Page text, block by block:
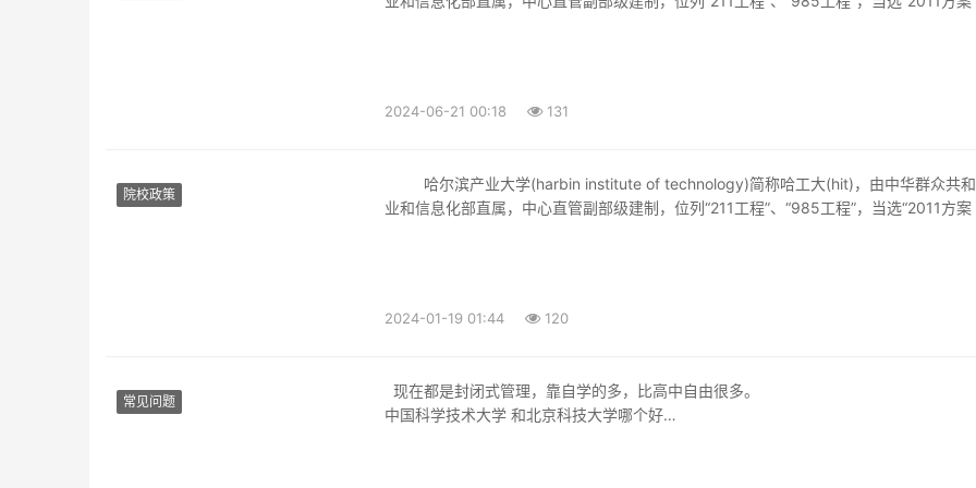
2024-06-21 00:18 131
院校政策
业和信息化部直属，中心直管副部级建制，位列“211工程”、“985工程”，当选“2011方案
2024-01-19 01:44 120
常见问题
现在都是封闭式管理，靠自学的多，比高中自由很多。
中国科学技术大学 和北京科技大学哪个好